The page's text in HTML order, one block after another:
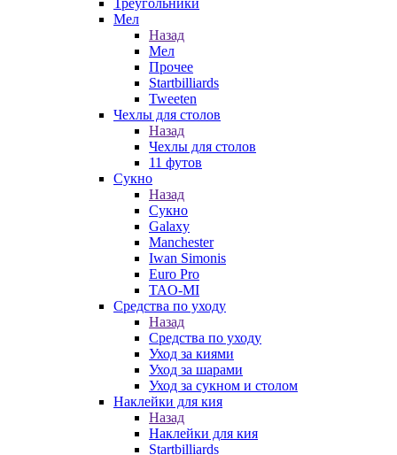
Треугольники
Мел
Назад
Мел
Прочее
Startbilliards
Tweeten
Чехлы для столов
Назад
Чехлы для столов
11 футов
Сукно
Назад
Сукно
Galaxy
Manchester
Iwan Simonis
Euro Pro
TAO-MI
Средства по уходу
Назад
Средства по уходу
Уход за киями
Уход за шарами
Уход за сукном и столом
Наклейки для кия
Назад
Наклейки для кия
Startbilliards